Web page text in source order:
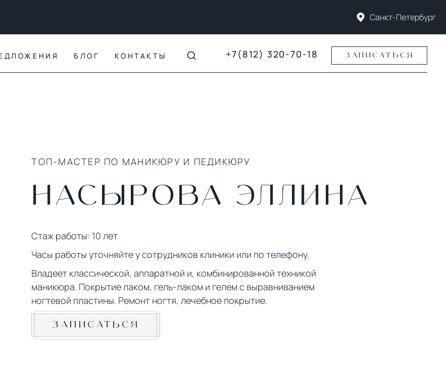
Санкт-Петербург
БЛОГ КОНТАКТЫ +7(812) 320-70-18 ЗАПИСАТЬСЯ
ТОП-МАСТЕР ПО МАНИКЮРУ И ПЕДИКЮРУ
НАСЫРОВА ЭЛЛИНА
Стаж работы: 10 лет
Часы работы уточняйте у сотрудников клиники или по телефону.
Владеет классической, аппаратной и, комбинированной техникой
маникюра. Покрытие лаком, гель-лаком и гелем с выравниванием
ногтевой пластины. Ремонт ногтя, лечебное покрытие.
ЗАПИСАТЬСЯ